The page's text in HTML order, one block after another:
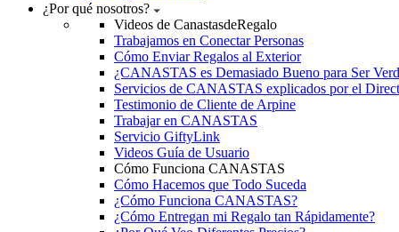
¿Por qué nosotros?
Videos de CanastasdeRegalo
Trabajamos en Conectar Personas
Cómo Enviar Regalos al Exterior
¿CANASTAS es Demasiado Bueno para Ser
Servicios de CANASTAS explicados por el
Testimonio de Cliente de Arpine
Trabajar en CANASTAS
Servicio GiftyLink
Videos Guía de Usuario
Cómo Funciona CANASTAS
Cómo Hacemos que Todo Suceda
¿Cómo Funciona CANASTAS?
¿Cómo Entregan mi Regalo tan Rápidamente?